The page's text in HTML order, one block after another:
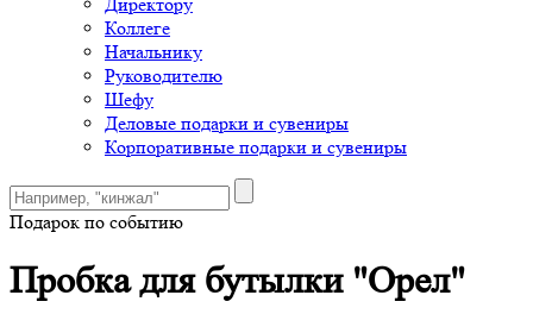
Коллеге
Начальнику
Руководителю
Шефу
Деловые подарки и сувениры
Корпоративные подарки и сувениры
Подарок по событию
Пробка для бутылки "Орел"